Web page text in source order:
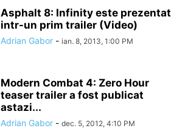
Asphalt 8: Infinity este prezentat
intr-un prim trailer (Video)
Adrian Gabor - ian. 8, 2013, 1:00 PM
Modern Combat 4: Zero Hour
teaser trailer a fost publicat
astazi...
Adrian Gabor - dec. 5, 2012, 4:10 PM